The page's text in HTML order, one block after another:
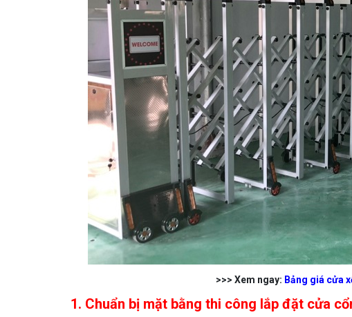
>>> Xem ngay: Bảng giá cửa
1. Chuẩn bị mặt bằng thi công lắp đặt cửa